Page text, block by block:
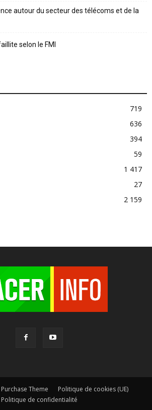
autour du secteur des télécoms et de la
selon le FMI
719
636
394
59
1 417
27
2 159
Purchase Theme
Politique de cookies (UE)
Politique de confidentialité